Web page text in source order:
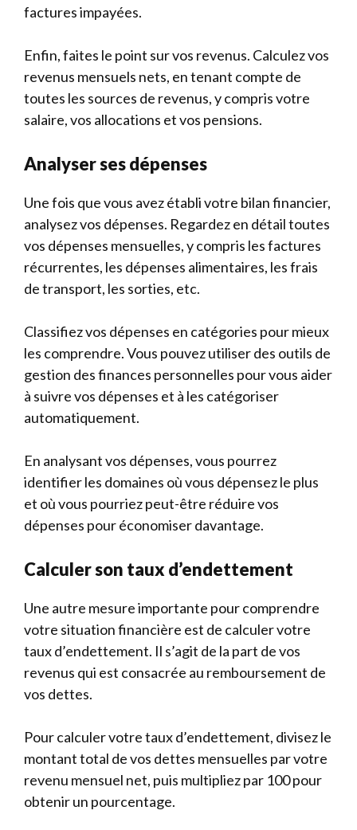
factures impayées.
Enfin, faites le point sur vos revenus. Calculez vos
revenus mensuels nets, en tenant compte de
toutes les sources de revenus, y compris votre
salaire, vos allocations et vos pensions.
Analyser ses dépenses
Une fois que vous avez établi votre bilan financier,
analysez vos dépenses. Regardez en détail toutes
vos dépenses mensuelles, y compris les factures
récurrentes, les dépenses alimentaires, les frais
de transport, les sorties, etc.
Classifiez vos dépenses en catégories pour mieux
les comprendre. Vous pouvez utiliser des outils de
gestion des finances personnelles pour vous aider
à suivre vos dépenses et à les catégoriser
automatiquement.
En analysant vos dépenses, vous pourrez
identifier les domaines où vous dépensez le plus
et où vous pourriez peut-être réduire vos
dépenses pour économiser davantage.
Calculer son taux d’endettement
Une autre mesure importante pour comprendre
votre situation financière est de calculer votre
taux d’endettement. Il s’agit de la part de vos
revenus qui est consacrée au remboursement de
vos dettes.
Pour calculer votre taux d’endettement, divisez le
montant total de vos dettes mensuelles par votre
revenu mensuel net, puis multipliez par 100 pour
obtenir un pourcentage.